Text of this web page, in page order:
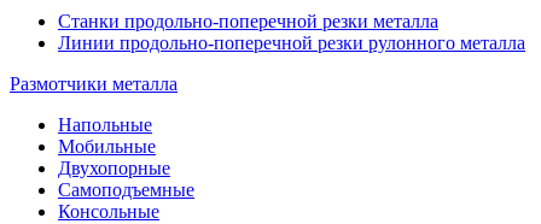
Станки продольно-поперечной резки металла
Линии продольно-поперечной резки рулонного металла
Размотчики металла
Напольные
Мобильные
Двухопорные
Самоподъемные
Консольные